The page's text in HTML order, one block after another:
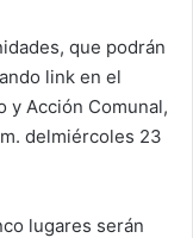
que podrán
link en el
y Acción Comunal,
delmiércoles 23
lugares serán